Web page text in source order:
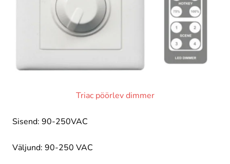
Triac pöörlev dimmer
Sisend: 90-250VAC
Väljund: 90-250 VAC